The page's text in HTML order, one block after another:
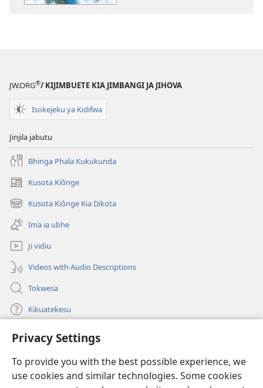
Privacy Settings
To provide you with the best possible experience, we
use cookies and similar technologies. Some cookies
JW.ORG®/ KIJIMBUETE KIA JIMBANGI JA JIHOVA
Isokejeku ya Kidifwa
Jinjila jabutu
Bhinga Phala Kukukunda
Kusota Kiônge
(opens
new
window)
Kusota Kiônge Kia Dikota
(opens
new
window)
Ima ia ubhe
Ji vidiu
Videos with Audio Descriptions
Tokwesa
Kikuatekesu
Kusangela kitadi
(opens
window)Mulangidi KIDIDI KIA KU BHAKA MADIVULU MU INTERNETE™
(opens